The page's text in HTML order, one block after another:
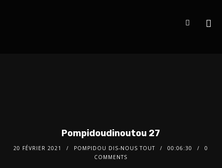
Pompidoudinoutou 27
20 FÉVRIER 2021 POMPIDOU DIS-NOUS TOUT 00:06:30
0
COMMENTS